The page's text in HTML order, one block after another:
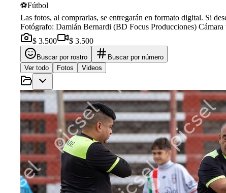
⚽Fútbol
Las fotos, al comprarlas, se entregarán en formato digital. Si
Fotógrafo: Damián Bernardi (BD Focus Producciones)
$ 3.500
$ 3.500
Buscar por rostro
Buscar por número
Ver todo
Fotos Videos